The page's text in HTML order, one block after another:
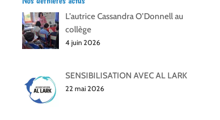
L’autrice Cassandra O’Donnell au
collège
4 juin 2026
SENSIBILISATION AVEC AL LARK
22 mai 2026